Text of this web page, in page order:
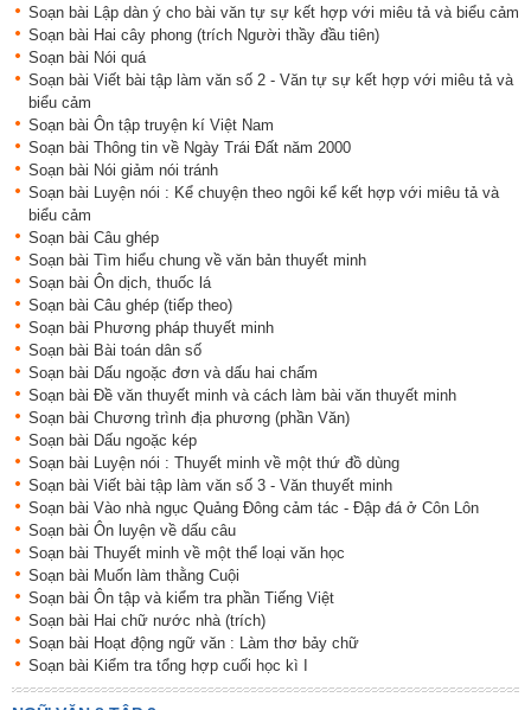
Soạn bài Lập dàn ý cho bài văn tự sự kết hợp với miêu tả và biểu cảm
Soạn bài Hai cây phong (trích Người thầy đầu tiên)
Soạn bài Nói quá
Soạn bài Viết bài tập làm văn số 2 - Văn tự sự kết hợp với miêu tả và
biểu cảm
Soạn bài Ôn tập truyện kí Việt Nam
Soạn bài Thông tin về Ngày Trái Đất năm 2000
Soạn bài Nói giảm nói tránh
Soạn bài Luyện nói : Kể chuyện theo ngôi kể kết hợp với miêu tả và
biểu cảm
Soạn bài Câu ghép
Soạn bài Tìm hiểu chung về văn bản thuyết minh
Soạn bài Ôn dịch, thuốc lá
Soạn bài Câu ghép (tiếp theo)
Soạn bài Phương pháp thuyết minh
Soạn bài Bài toán dân số
Soạn bài Dấu ngoặc đơn và dấu hai chấm
Soạn bài Đề văn thuyết minh và cách làm bài văn thuyết minh
Soạn bài Chương trình địa phương (phần Văn)
Soạn bài Dấu ngoặc kép
Soạn bài Luyện nói : Thuyết minh về một thứ đồ dùng
Soạn bài Viết bài tập làm văn số 3 - Văn thuyết minh
Soạn bài Vào nhà ngục Quảng Đông cảm tác - Đập đá ở Côn Lôn
Soạn bài Ôn luyện về dấu câu
Soạn bài Thuyết minh về một thể loại văn học
Soạn bài Muốn làm thằng Cuội
Soạn bài Ôn tập và kiểm tra phần Tiếng Việt
Soạn bài Hai chữ nước nhà (trích)
Soạn bài Hoạt động ngữ văn : Làm thơ bảy chữ
Soạn bài Kiểm tra tổng hợp cuối học kì I